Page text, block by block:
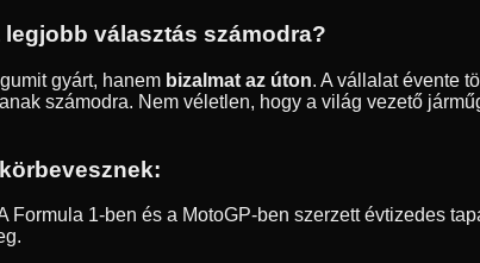
választás számodra?
gyárt, hanem bizalmat az úton. A vállalat évente
számodra. Nem véletlen, hogy a világ vezető
Formula 1-ben és a MotoGP-ben szerzett évtizedes